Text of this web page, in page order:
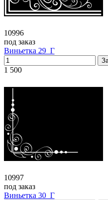
10996
под заказ
Виньетка 29_Г
1 500
10997
под заказ
Виньетка 30_Г